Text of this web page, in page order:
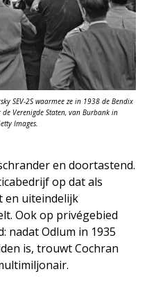
SEV-2S waarmee ze in 1938 de Bendix
Verenigde Staten, van Burbank in
Images.
en doortastend.
op dat als
en uiteindelijk
Ook op privégebied
nadat Odlum in 1935
is, trouwt Cochran